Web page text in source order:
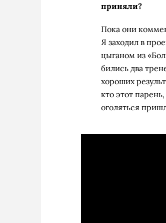
приняли?
Пока они
Я заходил в
цыганом из
бились два
хороших
кто этот
оголяться